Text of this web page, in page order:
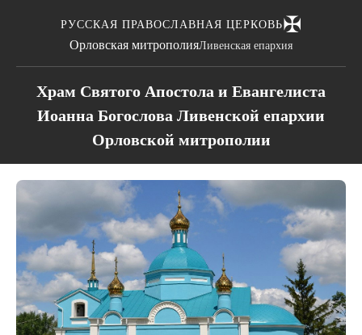
РУССКАЯ ПРАВОСЛАВНАЯ ЦЕРКОВЬ✠
Орловская митрополияЛивенская епархия
Храм Святого Апостола и Евангелиста
Иоанна Богослова Ливенской епархии
Орловской митрополии